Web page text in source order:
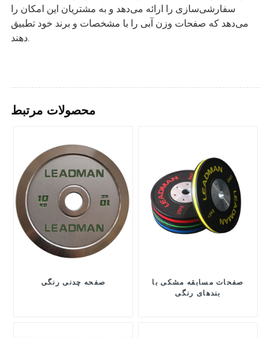
سفارشی‌سازی را ارائه می‌دهد و به مشتریان این امکان را
می‌دهد که صفحات وزن آبی را با مشخصات و برند خود تطبیق
دهند.
محصولات مرتبط
صفحه چدنی رنگی
صفحات مسابقه مشکی با
بندهای رنگی